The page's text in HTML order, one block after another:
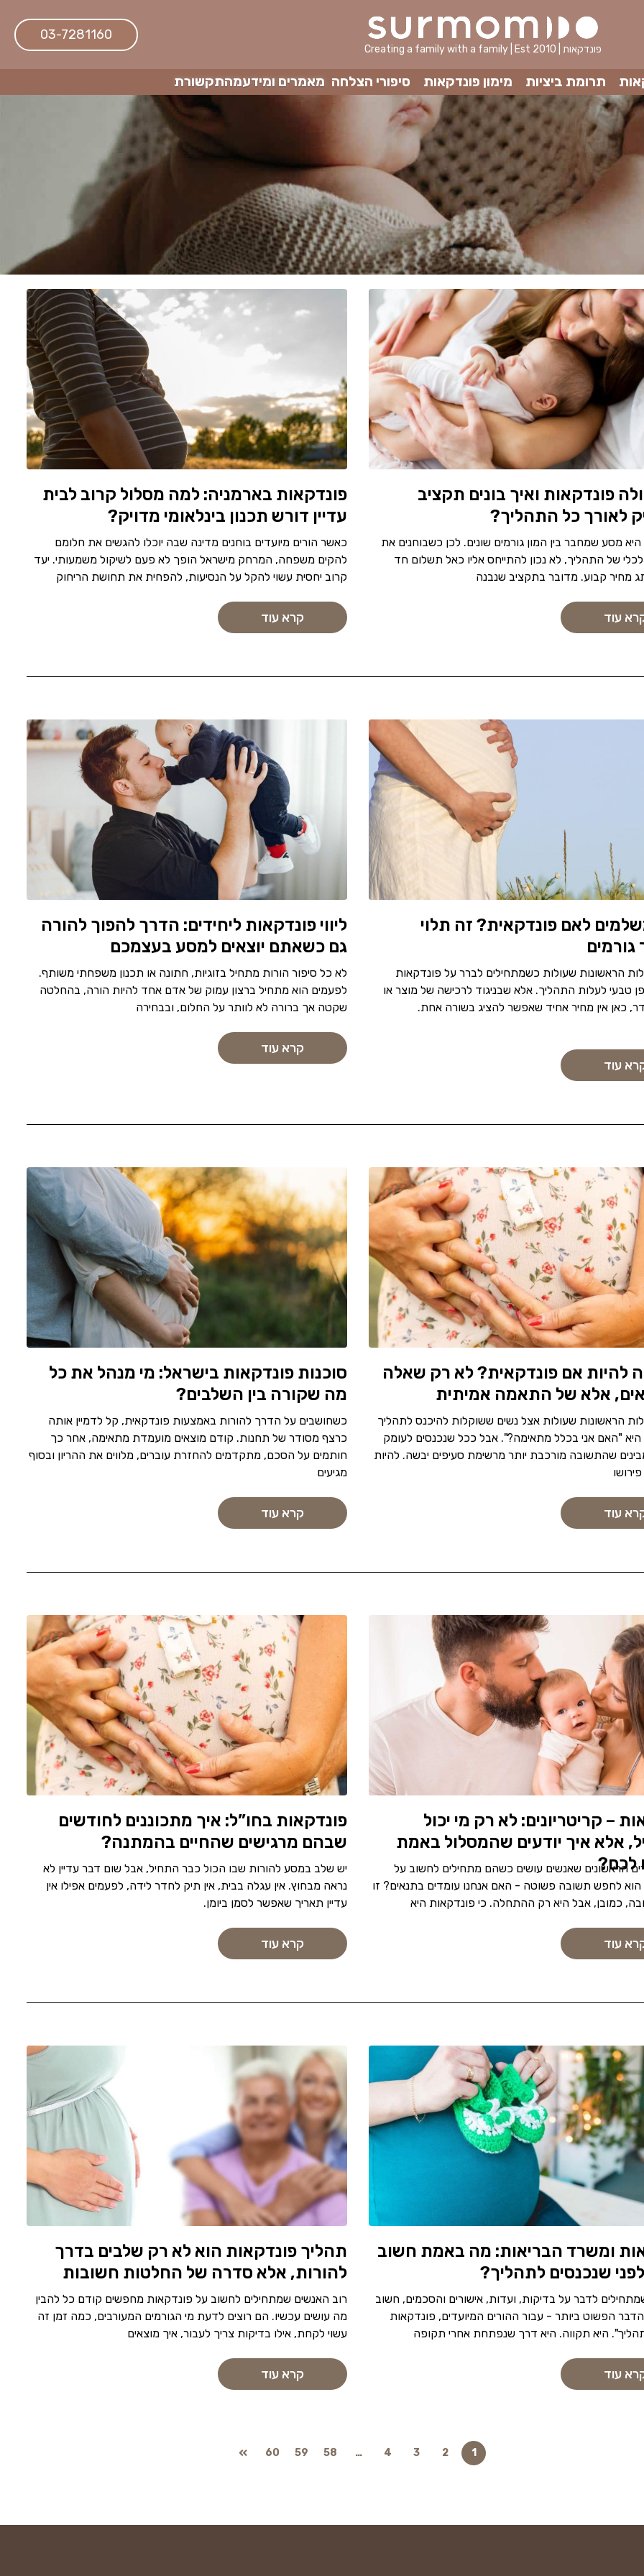
Creating a family with a family | Est 2010 | פונדקאות
03-7281160
תרומת ביציות מימון פונדקאות סיפורי הצלחה מאמרים ומידעמהתקשורת
פונדקאות ואיך בונים תקציב
לאורך כל התהליך?
מסע שמחבר בין המון גורמים שונים. לכן כשבוחנים את
של התהליך, לא נכון להתייחס אליו כאל תשלום חד
מחיר קבוע. מדובר בתקציב שנבנה
עוד
פונדקאות בארמניה: למה מסלול קרוב לבית
עדיין דורש תכנון בינלאומי מדויק?
כאשר הורים מיועדים בוחנים מדינה שבה יוכלו להגשים את חלומם
להקים משפחה, המרחק מישראל הופך לא פעם לשיקול משמעותי. יעד
קרוב יחסית עשוי להקל על הנסיעות, להפחית את תחושת הריחוק
קרא עוד
לאם פונדקאית? זה תלוי
הראשונות שעולות כשמתחילים לברר על פונדקאות
טבעי לעלות התהליך. אלא שבניגוד לרכישה של מוצר או
כאן אין מחיר אחיד שאפשר להציג בשורה אחת.
עוד
ליווי פונדקאות ליחידים: הדרך להפוך להורה
גם כשאתם יוצאים למסע בעצמכם
לא כל סיפור הורות מתחיל בזוגיות, חתונה או תכנון משפחתי משותף.
לפעמים הוא מתחיל ברצון עמוק של אדם אחד להיות הורה, בהחלטה
שקטה אך ברורה לא לוותר על החלום, ובבחירה
קרא עוד
להיות אם פונדקאית? לא רק שאלה
אלא של התאמה אמיתית
הראשונות שעולות אצל נשים ששוקלות להיכנס לתהליך
היא "האם אני בכלל מתאימה?". אבל ככל שנכנסים לעומק
שהתשובה מורכבת יותר מרשימת סעיפים יבשה. להיות
עוד
סוכנות פונדקאות בישראל: מי מנהל את כל
מה שקורה בין השלבים?
כשחושבים על הדרך להורות באמצעות פונדקאית, קל לדמיין אותה
כרצף מסודר של תחנות. קודם מוצאים מועמדת מתאימה, אחר כך
חותמים על הסכם, מתקדמים להחזרת עוברים, מלווים את ההריון ובסוף
מגיעים
קרא עוד
– קריטריונים: לא רק מי יכול
אלא איך יודעים שהמסלול באמת
לכם?
הראשונים שאנשים עושים כשהם מתחילים לחשוב על
הוא לחפש תשובה פשוטה - האם אנחנו עומדים בתנאים? זו
כמובן, אבל היא רק ההתחלה. כי פונדקאות היא
עוד
פונדקאות בחו”ל: איך מתכוננים לחודשים
שבהם מרגישים שהחיים בהמתנה?
יש שלב במסע להורות שבו הכול כבר התחיל, אבל שום דבר עדיין לא
נראה מבחוץ. אין עגלה בבית, אין תיק לחדר לידה, לפעמים אפילו אין
עדיין תאריך שאפשר לסמן ביומן.
קרא עוד
ומשרד הבריאות: מה באמת חשוב
שנכנסים לתהליך?
לדבר על בדיקות, ועדות, אישורים והסכמים, חשוב
הפשוט ביותר - עבור ההורים המיועדים, פונדקאות
היא תקווה. היא דרך שנפתחת אחרי תקופה
עוד
תהליך פונדקאות הוא לא רק שלבים בדרך
להורות, אלא סדרה של החלטות חשובות
רוב האנשים שמתחילים לחשוב על פונדקאות מחפשים קודם כל להבין
מה עושים עכשיו. הם רוצים לדעת מי הגורמים המעורבים, כמה זמן זה
עשוי לקחת, אילו בדיקות צריך לעבור, איך מוצאים
קרא עוד
1
2
3
4
…
58
59
60